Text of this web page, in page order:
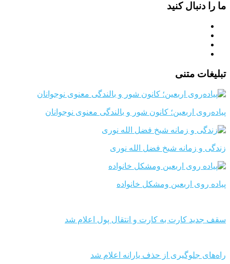
ما را دنبال کنید
تبلیغات متنی
پیاده‌روی اربعین؛ کانون شور و بالندگی معنوی نوجوانان
زندگی و زمانه شیخ فضل الله نوری
پیاده روی اربعین ومشکل خانواده
سقف جدید کارت به کارت و انتقال پول اعلام شد
راه‌های جلوگیری از حذف یارانه اعلام شد